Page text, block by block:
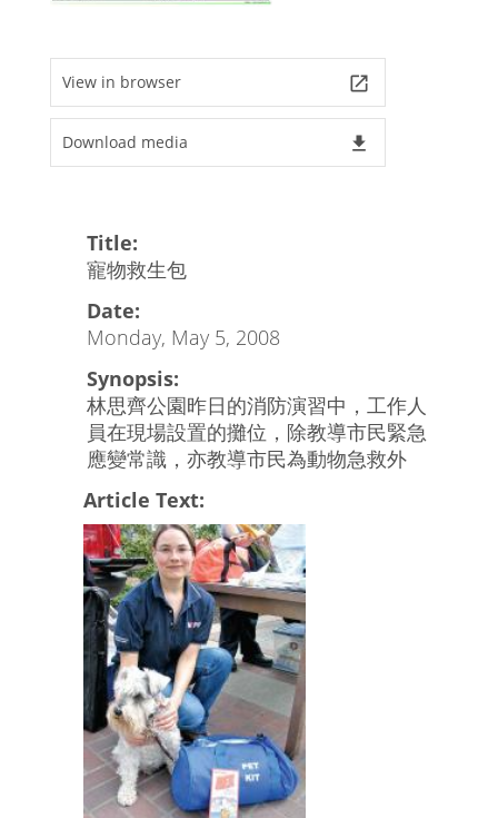
View in browser launch
Download media file_download
Title:
寵物救生包
Date:
Monday, May 5, 2008
Synopsis:
林思齊公園昨日的消防演習中，工作人
員在現場設置的攤位，除教導市民緊急
應變常識，亦教導市民為動物急救外
Article Text: